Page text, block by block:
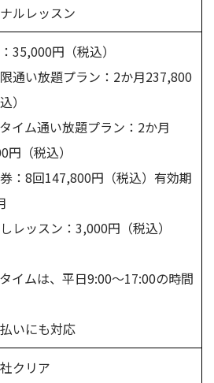
ルレッスン
35,000円（税込）
限通い放題プラン：2か月237,800
）
イム通い放題プラン：2か月
円（税込）
券：8回147,800円（税込）有効期
レッスン：3,000円（税込）
イムは、平日9:00〜17:00の時間
いにも対応
クリア